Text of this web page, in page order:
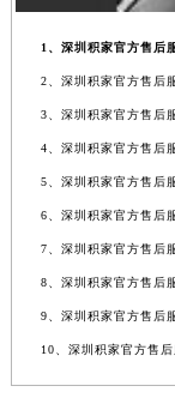
1、深圳积家官方售后
2、深圳积家官方售后
3、深圳积家官方售后
4、深圳积家官方售后
5、深圳积家官方售后
6、深圳积家官方售后
7、深圳积家官方售后
8、深圳积家官方售后
9、深圳积家官方售后
10、深圳积家官方售